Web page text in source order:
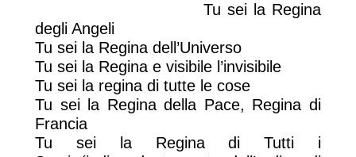
Tu sei la Regina
degli Angeli
Tu sei la Regina dell’Universo
Tu sei la Regina e visibile l’invisibile
Tu sei la regina di tutte le cose
Tu sei la Regina della Pace, Regina di
Francia
Tu sei la Regina di Tutti i